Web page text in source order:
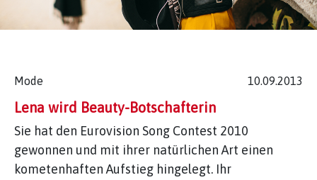
Mode 10.09.2013
Lena wird Beauty-Botschafterin
Sie hat den Eurovision Song Contest 2010
gewonnen und mit ihrer natürlichen Art einen
kometenhaften Aufstieg hingelegt. Ihr